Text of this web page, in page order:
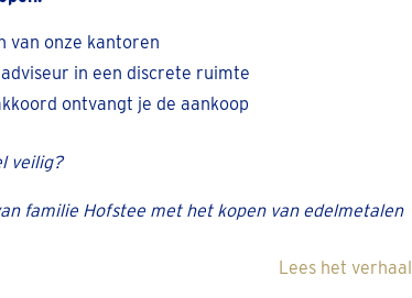
van onze kantoren
in een discrete ruimte
ontvangt je de aankoop
veilig?
familie Hofstee met het kopen van edelmetalen
Lees het verhaal